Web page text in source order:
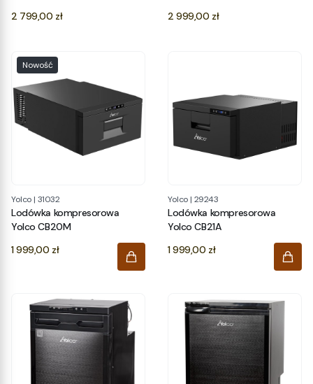
Cena
2 799,00 zł Cena
2 999,00 zł
Nowość
Yolco | 31032
Lodówka kompresorowa
Yolco CB20M
Cena
1 999,00 zł
Yolco | 29243
Lodówka kompresorowa
Yolco CB21A
Cena
1 999,00 zł